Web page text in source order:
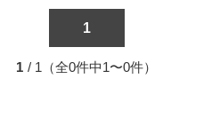
1
1 / 1（全0件中1〜0件）